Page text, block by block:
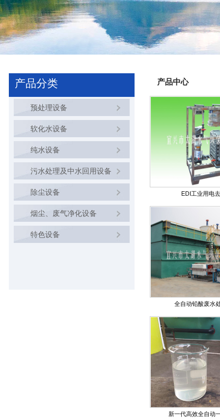
产品分类
预处理设备
软化水设备
纯水设备
污水处理及中水回用设备
除尘设备
烟尘、废气净化设备
特色设备
产品中心
EDI工业用电
全自动铅酸废水
新一代高效全自动